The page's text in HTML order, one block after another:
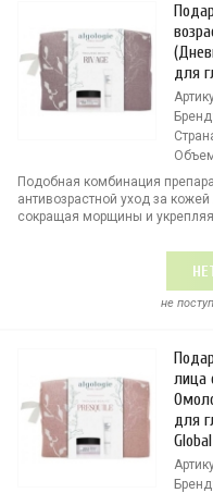
для
Бренд:
Подобная комбинация
антивозрастной уход за
сокращая морщины и
не
лица
для
Бренд: